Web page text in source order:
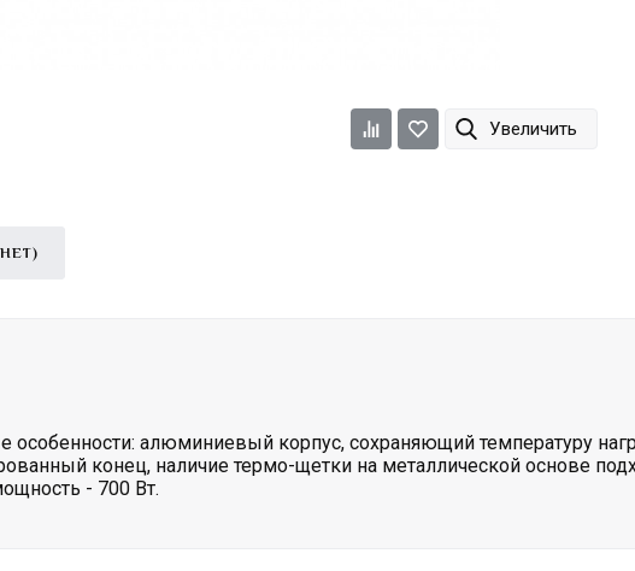
Увеличить
особенности: алюминиевый корпус, сохраняющий температуру
конец, наличие термо-щетки на металлической основе
- 700 Вт.